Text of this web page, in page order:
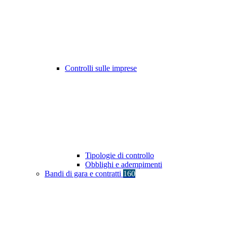
Controlli sulle imprese
Tipologie di controllo
Obblighi e adempimenti
Bandi di gara e contratti 160